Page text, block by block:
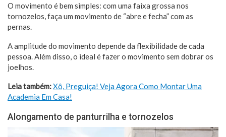
O movimento é bem simples: com uma faixa grossa nos
tornozelos, faça um movimento de “abre e fecha” com as
pernas.
A amplitude do movimento depende da flexibilidade de cada
pessoa. Além disso, o ideal é fazer o movimento sem dobrar os
joelhos.
Leia também:Xô, Preguiça! Veja Agora Como Montar Uma
Academia Em Casa!
Alongamento de panturrilha e tornozelos